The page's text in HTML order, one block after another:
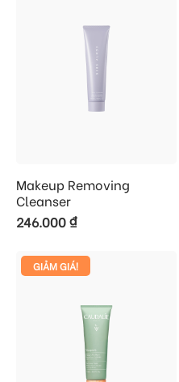
Makeup Removing
Cleanser
246.000₫
GIẢM GIÁ!